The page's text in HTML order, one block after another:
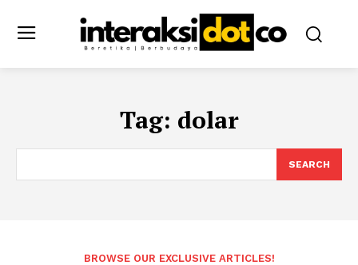
Tag: dolar
SEARCH
BROWSE OUR EXCLUSIVE ARTICLES!